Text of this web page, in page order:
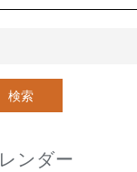
カレンダー